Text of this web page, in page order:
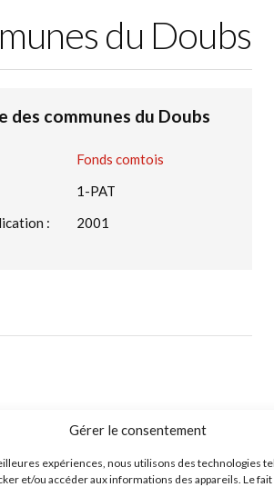
Gérer le consentement
expériences, nous utilisons des technologies
et/ou accéder aux informations des appareils. Le
du Doubs
des communes du Doubs
Fonds comtois
1-PAT
:
2001
histoire, une richesse et une
foisonnement d’indices témoigne de